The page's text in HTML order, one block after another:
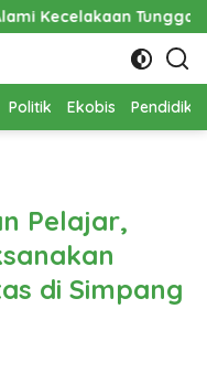
Politik Ekobis
Pelajar,
di Simpang